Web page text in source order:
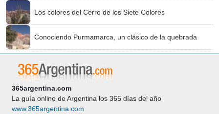
Los colores del Cerro de los Siete Colores
Conociendo Purmamarca, un clásico de la quebrada
365argentina.com
La guía online de Argentina los 365 días del año
www.365argentina.com